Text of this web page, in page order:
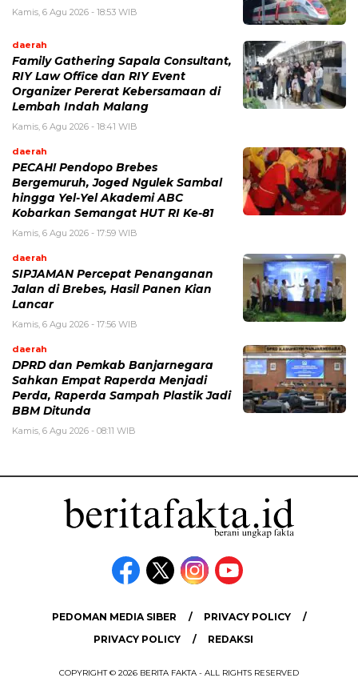
Kamis, 6 Agu 2026 - 18:53 WIB
daerah
Family Gathering Sapala Consultant,
RIY Law Office dan RIY Event
Organizer Pererat Kebersamaan di
Lembah Indah Malang
Kamis, 6 Agu 2026 - 18:41 WIB
daerah
PECAH! Pendopo Brebes
Bergemuruh, Joged Ngulek Sambal
hingga Yel-Yel Akademi ABC
Kobarkan Semangat HUT RI Ke-81
Kamis, 6 Agu 2026 - 17:59 WIB
daerah
SIPJAMAN Percepat Penanganan
Jalan di Brebes, Hasil Panen Kian
Lancar
Kamis, 6 Agu 2026 - 17:56 WIB
daerah
DPRD dan Pemkab Banjarnegara
Sahkan Empat Raperda Menjadi
Perda, Raperda Sampah Plastik Jadi
BBM Ditunda
Kamis, 6 Agu 2026 - 08:11 WIB
PEDOMAN MEDIA SIBER
PRIVACY POLICY
PRIVACY POLICY
REDAKSI
COPYRIGHT © 2026 BERITA FAKTA - ALL RIGHTS RESERVED